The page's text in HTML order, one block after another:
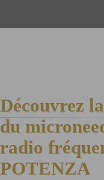
Découvrez
du
radio
POTENZA